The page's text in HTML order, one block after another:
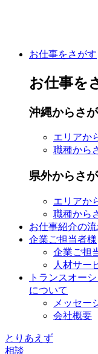
お仕事をさがす
お仕事を
沖縄からさ
エリアか
職種から
県外からさ
エリアか
職種から
お仕事紹介の
企業ご担当者様
企業ご担
人材サー
トランスオー
について
メッセー
会社概要
とりあえず
相談